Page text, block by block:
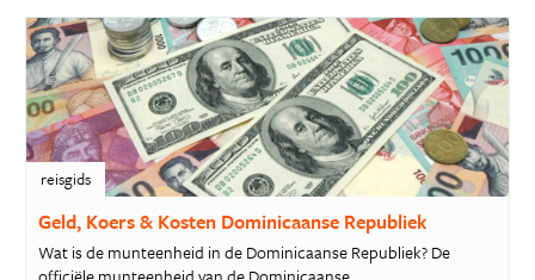
reisgids
Geld, Koers & Kosten Dominicaanse Republiek
​Wat is de munteenheid in de Dominicaanse Republiek? De